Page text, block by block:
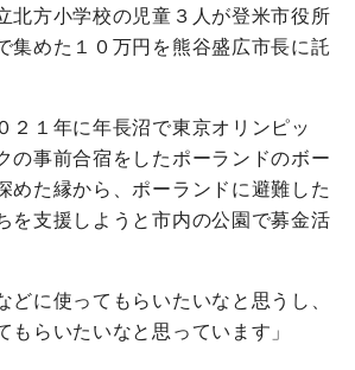
方小学校の児童３人が登米市役所
集めた１０万円を熊谷盛広市長に託
１年に年長沼で東京オリンピッ
の事前合宿をしたポーランドのボー
めた縁から、ポーランドに避難した
を支援しようと市内の公園で募金活
に使ってもらいたいなと思うし、
もらいたいなと思っています」